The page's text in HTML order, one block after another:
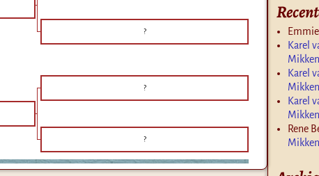
?
?
?
Emmie
Karel
Karel
Karel
Rene